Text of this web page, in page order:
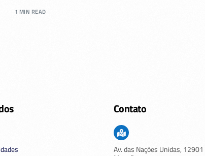
1 MIN READ
Contato
Av. das Nações Unidas, 12901